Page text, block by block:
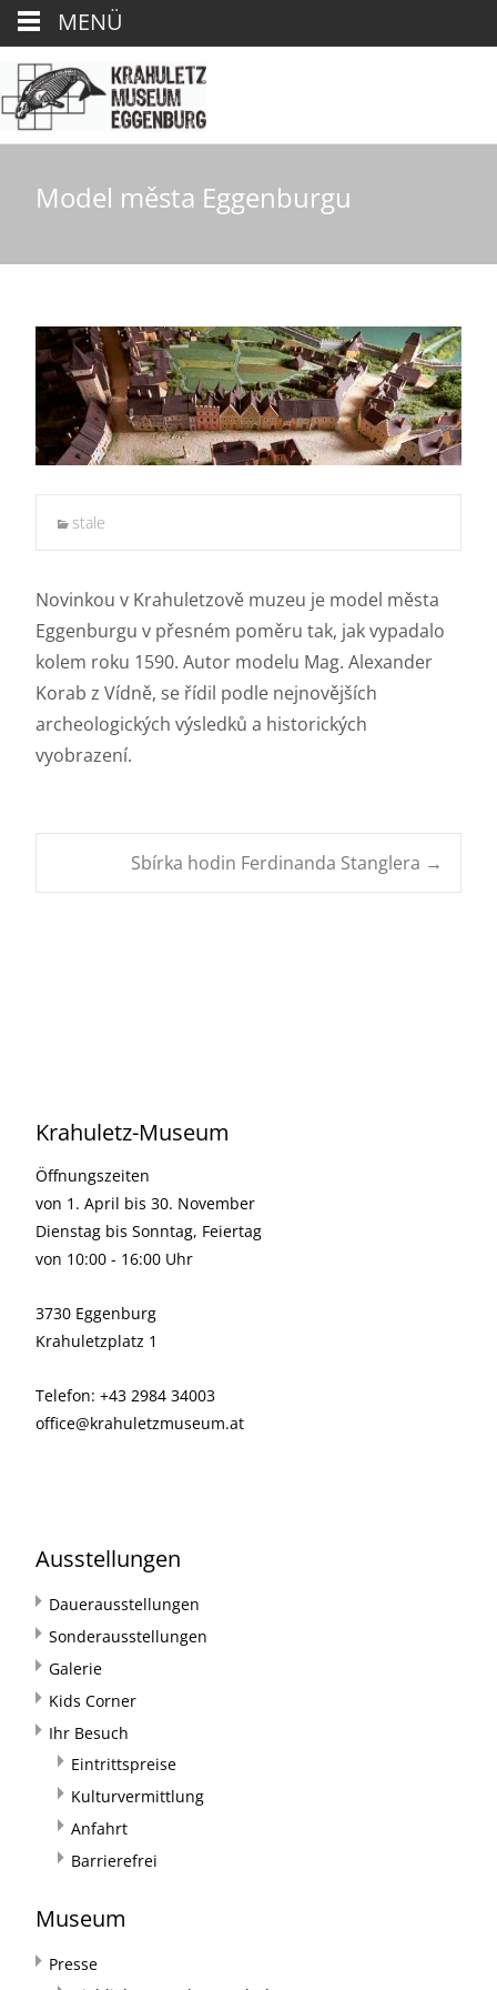
Model města Eggenburgu
stale
Novinkou v Krahuletzově muzeu je model města
Eggenburgu v přesném poměru tak, jak vypadalo
kolem roku 1590. Autor modelu Mag. Alexander
Korab z Vídně, se řídil podle nejnovějších
archeologických výsledků a historických
vyobrazení.
PostSbírka hodin Ferdinanda Stanglera →
Krahuletz-Museum
Öffnungszeiten
von 1. April bis 30. November
Dienstag bis Sonntag, Feiertag
von 10:00 - 16:00 Uhr
3730 Eggenburg
Krahuletzplatz 1
Telefon: +43 2984 34003
office@krahuletzmuseum.at
Ausstellungen
Dauerausstellungen
Sonderausstellungen
Galerie
Kids Corner
Ihr Besuch
Eintrittspreise
Kulturvermittlung
Anfahrt
Barrierefrei
Museum
Presse
MENÜ